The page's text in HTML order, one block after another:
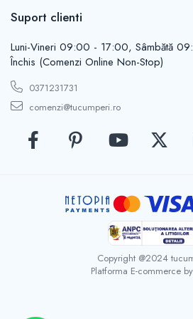
Carlige
Cuie tapiterie
Dibluri
Distantieri
Filiere
Lacate
Suruburi autoforante
Suport clienti
Luni-Vineri 09:00 - 17:00, Sâmbătă
Închis (Comenzi Online Non-Stop)
0371231731
comenzi@tucumperi.ro
Copyright @2024
Platforma E-commerce